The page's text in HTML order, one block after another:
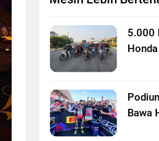
5.000
Motor
Bawa